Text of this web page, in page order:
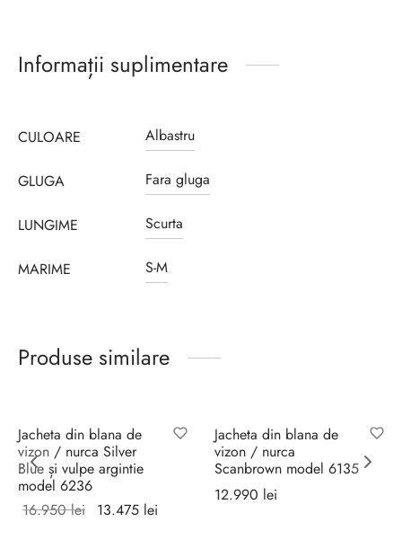
Informații suplimentare
CULOARE Albastru
GLUGA Fara gluga
LUNGIME Scurta
MARIME S-M
Produse similare
Sale!
Jacheta din blana de
vizon / nurca Silver
Blue și vulpe argintie
model 6236
16.950lei
Prețul
13.475 lei
Jacheta din blana de
vizon / nurca
Scanbrown model 6135
12.990 lei